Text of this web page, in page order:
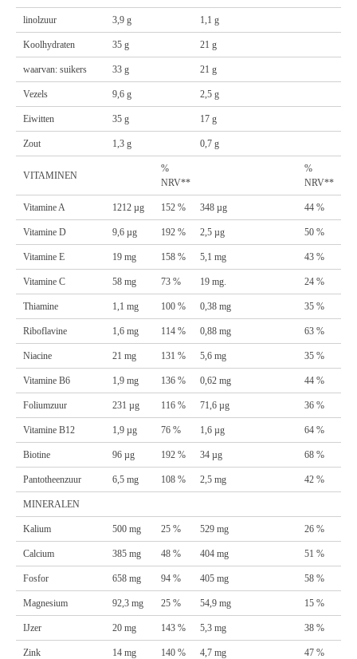
linolzuur 3,9 g 1,1 g
Koolhydraten 35 g 21 g
waarvan: suikers 33 g 21 g
Vezels 9,6 g 2,5 g
Eiwitten 35 g 17 g
Zout 1,3 g 0,7 g
VITAMINEN
%
NRV**
%
NRV**
Vitamine A 1212 µg 152 % 348 µg 44 %
Vitamine D 9,6 µg 192 % 2,5 µg 50 %
Vitamine E 19 mg 158 % 5,1 mg 43 %
Vitamine C 58 mg 73 % 19 mg. 24 %
Thiamine 1,1 mg 100 % 0,38 mg 35 %
Riboflavine 1,6 mg 114 % 0,88 mg 63 %
Niacine 21 mg 131 % 5,6 mg 35 %
Vitamine B6 1,9 mg 136 % 0,62 mg 44 %
Foliumzuur 231 µg 116 % 71,6 µg 36 %
Vitamine B12 1,9 µg 76 % 1,6 µg 64 %
Biotine 96 µg 192 % 34 µg 68 %
Pantotheenzuur 6,5 mg 108 % 2,5 mg 42 %
MINERALEN
Kalium 500 mg 25 % 529 mg 26 %
Calcium 385 mg 48 % 404 mg 51 %
Fosfor 658 mg 94 % 405 mg 58 %
Magnesium 92,3 mg 25 % 54,9 mg 15 %
IJzer 20 mg 143 % 5,3 mg 38 %
Zink 14 mg 140 % 4,7 mg 47 %